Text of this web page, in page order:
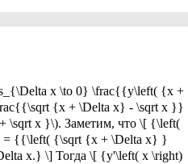
x \to 0} \frac{{y\left( {x +
{x + \Delta x} - \sqrt x }}
\sqrt x }\). Заметим, что \[ {\left(
= {{\left( {\sqrt {x + \Delta x} }
x.} \] Тогда \[ {y'\left( x \right)